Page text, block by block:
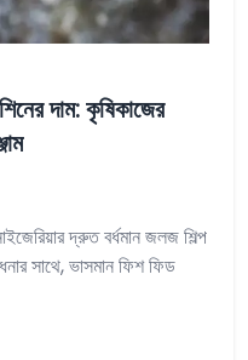
দাম: কৃষিকাজের
দ্রুত বর্ধমান জলজ শিল্প
সাথে, ভাসমান ফিশ ফিড